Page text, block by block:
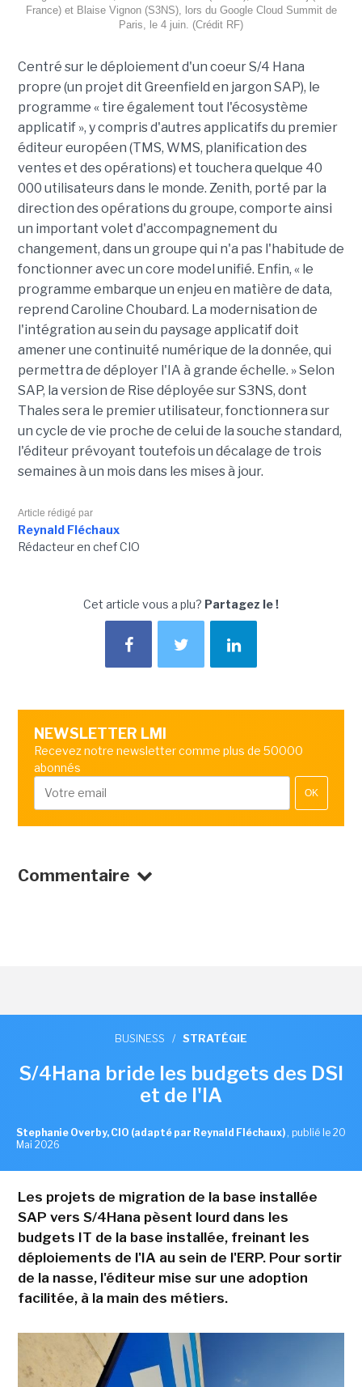
France) et Blaise Vignon (S3NS), lors du Google Cloud Summit de
Paris, le 4 juin. (Crédit RF)
Centré sur le déploiement d'un coeur S/4 Hana
propre (un projet dit Greenfield en jargon SAP), le
programme « tire également tout l'écosystème
applicatif », y compris d'autres applicatifs du premier
éditeur européen (TMS, WMS, planification des
ventes et des opérations) et touchera quelque 40
000 utilisateurs dans le monde. Zenith, porté par la
direction des opérations du groupe, comporte ainsi
un important volet d'accompagnement du
changement, dans un groupe qui n'a pas l'habitude de
fonctionner avec un core model unifié. Enfin, « le
programme embarque un enjeu en matière de data,
reprend Caroline Choubard. La modernisation de
l'intégration au sein du paysage applicatif doit
amener une continuité numérique de la donnée, qui
permettra de déployer l'IA à grande échelle. » Selon
SAP, la version de Rise déployée sur S3NS, dont
Thales sera le premier utilisateur, fonctionnera sur
un cycle de vie proche de celui de la souche standard,
l'éditeur prévoyant toutefois un décalage de trois
semaines à un mois dans les mises à jour.
Article rédigé par
Reynald Fléchaux
Rédacteur en chef CIO
Cet article vous a plu? Partagez le !
NEWSLETTER LMI
Recevez notre newsletter comme plus de 50000
abonnés
OK
Commentaire
BUSINESS / STRATÉGIE
S/4Hana bride les budgets des DSI
et de l'IA
Stephanie Overby, CIO (adapté par Reynald Fléchaux) , publié le 20
Mai 2026
Les projets de migration de la base installée
SAP vers S/4Hana pèsent lourd dans les
budgets IT de la base installée, freinant les
déploiements de l'IA au sein de l'ERP. Pour sortir
de la nasse, l'éditeur mise sur une adoption
facilitée, à la main des métiers.